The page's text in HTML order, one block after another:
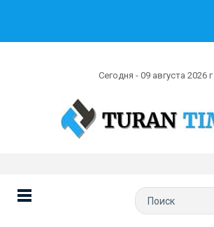
Сегодня - 09 августа 2026 г